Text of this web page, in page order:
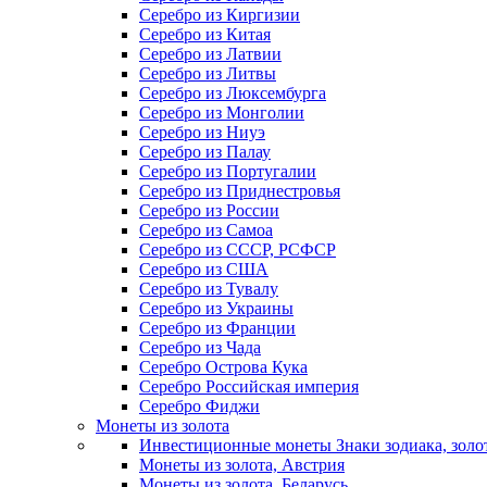
Серебро из Киргизии
Серебро из Китая
Серебро из Латвии
Серебро из Литвы
Серебро из Люксембурга
Серебро из Монголии
Серебро из Ниуэ
Серебро из Палау
Серебро из Португалии
Серебро из Приднестровья
Серебро из России
Серебро из Самоа
Серебро из СССР, РСФСР
Серебро из США
Серебро из Тувалу
Серебро из Украины
Серебро из Франции
Серебро из Чада
Серебро Острова Кука
Серебро Российская империя
Серебро Фиджи
Монеты из золота
Инвестиционные монеты Знаки зодиака,
Монеты из золота, Австрия